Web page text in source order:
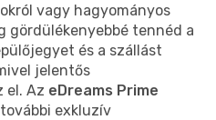
vagy hagyományos
gördülékenyebbé tennéd a
és a szállást
jelentős
el. Az eDreams Prime
exkluzív